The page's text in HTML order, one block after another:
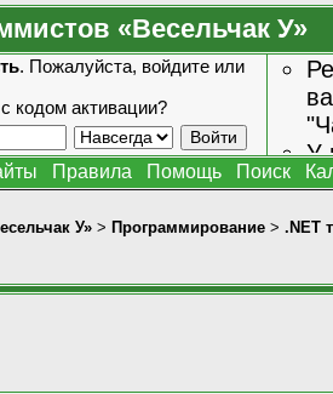
«Весельчак У»
. Пожалуйста, войдите или
кодом активации?
У
Правила Помощь Поиск
У» > Программирование > .NET